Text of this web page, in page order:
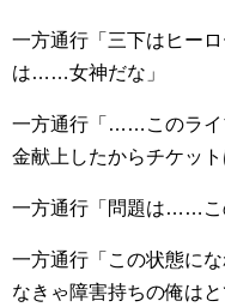
一方通行「三下はヒー
は……女神だな」
一方通行「……このライ
金献上したからチケット
一方通行「問題は……こ
一方通行「この状態に
なきゃ障害持ちの俺は